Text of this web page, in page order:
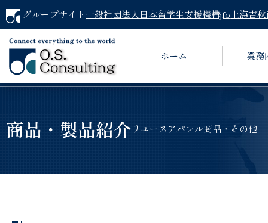
グループサイト 一般社団法人日本留学生支援機構jfo 上海吉
ホーム 業務
商品・製品紹介 リユースアパレル商品・その他